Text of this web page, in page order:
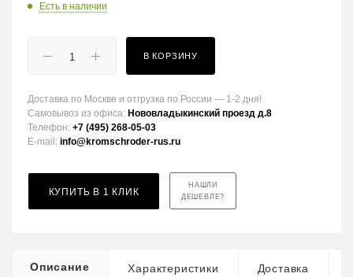
Есть в наличии
В КОРЗИНУ
Доставка по Москве и отгрузка по России — 1-2 дня!
Самовывоз из офиса: Нововладыкинский проезд д.8
Телефон: +7 (495) 268-05-03
E-mail: info@kromschroder-rus.ru
КУПИТЬ В 1 КЛИК
НАШЛИ
ДЕШЕВЛЕ?
Описание Характеристики Доставка